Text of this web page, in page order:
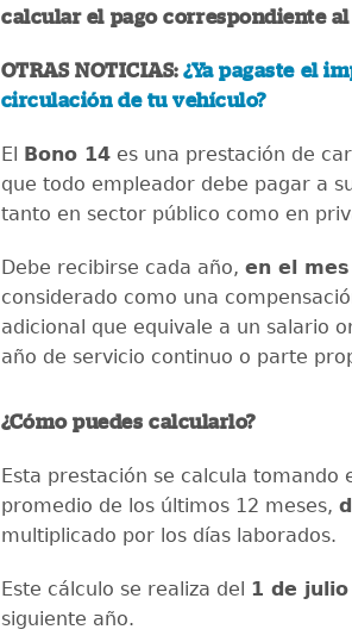
calcular el pago correspondiente al
OTRAS NOTICIAS:¿Ya pagaste el
circulación de tu vehículo?
El Bono 14 es una prestación de
que todo empleador debe pagar a
tanto en sector público como en
Debe recibirse cada año, en el
considerado como una
adicional que equivale a un salario
año de servicio continuo o parte
¿Cómo puedes calcularlo?
Esta prestación se calcula tomando
promedio de los últimos 12 meses,
multiplicado por los días laborados.
Este cálculo se realiza del 1 de
siguiente año.